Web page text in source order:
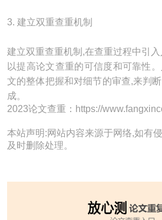
3. 建立双重查重机制
建立双重查重机制,在查重过程中引
以提高论文查重的可信度和可靠性
文的整体把握和对细节的审查,来判
成。
2023论文查重：https://
本站声明:网站内容来源于网络,如有
及时删除处理。